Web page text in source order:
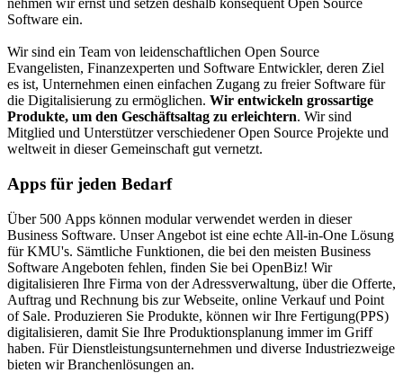
nehmen wir ernst und setzen deshalb konsequent Open Source
Software ein.
Wir sind ein Team von leidenschaftlichen Open Source
Evangelisten, Finanzexperten und Software Entwickler, deren Ziel
es ist, Unternehmen einen einfachen Zugang zu freier Software für
die Digitalisierung zu ermöglichen. Wir entwickeln grossartige
Produkte, um den Geschäftsaltag zu erleichtern. Wir sind
Mitglied und Unterstützer verschiedener Open Source Projekte und
weltweit in dieser Gemeinschaft gut vernetzt.
Apps für jeden Bedarf
Über 500 Apps können modular verwendet werden in dieser
Business Software. Unser Angebot ist eine echte All-in-One Lösung
für KMU's. Sämtliche Funktionen, die bei den meisten Business
Software Angeboten fehlen, finden Sie bei OpenBiz! Wir
digitalisieren Ihre Firma von der Adressverwaltung, über die Offerte,
Auftrag und Rechnung bis zur Webseite, online Verkauf und Point
of Sale. Produzieren Sie Produkte, können wir Ihre Fertigung(PPS)
digitalisieren, damit Sie Ihre Produktionsplanung immer im Griff
haben. Für Dienstleistungsunternehmen und diverse Industriezweige
bieten wir Branchenlösungen an.